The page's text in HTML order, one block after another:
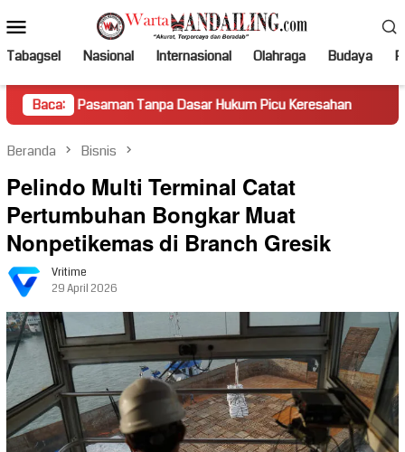
ke
kontenMobile
Tabagsel Nasional Internasional Olahraga Budaya
Baca:Tanpa Dasar Hukum Picu Keresahan Truk Miring
Beranda Bisnis
Pelindo Multi Terminal Catat
Pertumbuhan Bongkar Muat
Nonpetikemas di Branch Gresik
Vritime
29 April 2026